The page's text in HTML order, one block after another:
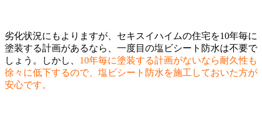
劣化状況にもよりますが、セキスイハイムの住宅を10年毎に
塗装する計画があるなら、一度目の塩ビシート防水は不要で
しょう。しかし、 10年毎に塗装する計画がないなら耐久性も
徐々に低下するので、塩ビシート防水を施工しておいた方が
安心です。